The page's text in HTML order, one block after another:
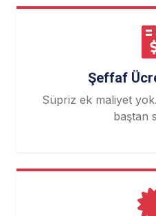
Şeffaf
Süpriz ek maliyet
baştan